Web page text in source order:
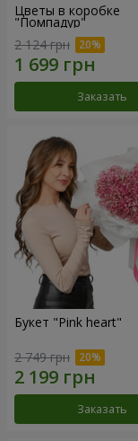
Цветы в коробке
"Помпадур"
2 124 грн
Заказать
Букет "Pink heart"
2 749 грн
Заказать